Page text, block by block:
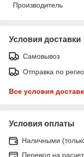
Производитель
Условия доставки
Самовывоз
Отправка по
Все условия
Условия оплаты
Наличными
Перевод на